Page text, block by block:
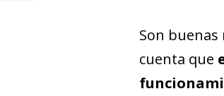
Son
cuenta que